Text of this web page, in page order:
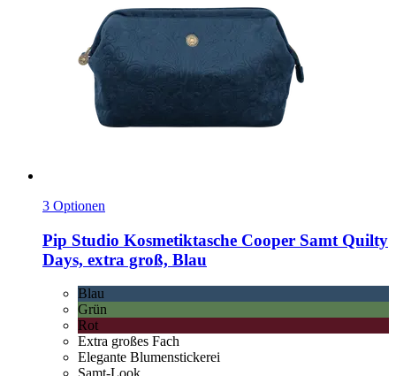
3 Optionen
Pip Studio Kosmetiktasche Cooper Samt Quilty
Days, extra groß, Blau
Blau
Grün
Rot
Extra großes Fach
Elegante Blumenstickerei